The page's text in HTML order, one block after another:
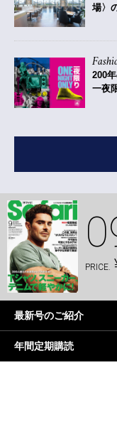
場〉
200
一夜
PRICE.
最新号のご紹介
年間定期購読